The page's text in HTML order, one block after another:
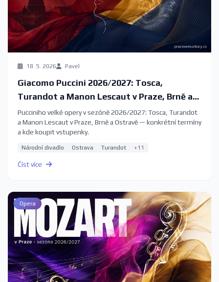
18. 5. 2026 Pavel
Giacomo Puccini 2026/2027: Tosca,
Turandot a Manon Lescaut v Praze, Brně a
Ostravě
Pucciniho velké opery v sezóně 2026/2027: Tosca, Turandot
a Manon Lescaut v Praze, Brně a Ostravě — konkrétní termíny
a kde koupit vstupenky.
Národní divadlo Ostrava Turandot +11
Číst více
Opera